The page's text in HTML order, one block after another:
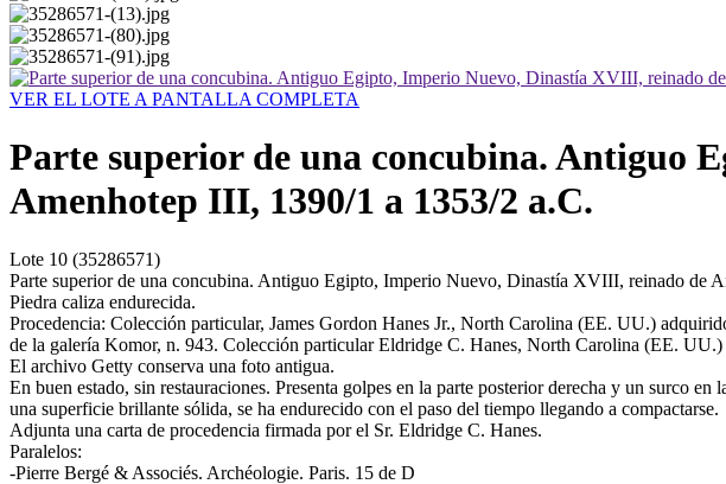
VER EL LOTE A PANTALLA COMPLETA
Parte superior de una concubina. Antiguo
Amenhotep III, 1390/1 a 1353/2 a.C.
Lote 10 (35286571)
Parte superior de una concubina. Antiguo Egipto, Imperio Nuevo, Dinastía XVIII, reinado de
Piedra caliza endurecida.
Procedencia: Colección particular, James Gordon Hanes Jr., North Carolina (EE. UU.)
de la galería Komor, n. 943. Colección particular Eldridge C. Hanes, North Carolina (EE. UU.)
El archivo Getty conserva una foto antigua.
En buen estado, sin restauraciones. Presenta golpes en la parte posterior derecha y un surco
una superficie brillante sólida, se ha endurecido con el paso del tiempo llegando a compactarse.
Adjunta una carta de procedencia firmada por el Sr. Eldridge C. Hanes.
Paralelos:
-Pierre Bergé & Associés. Archéologie. Paris. 15 de D